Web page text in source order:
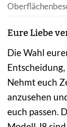
Eure Liebe
Die Wahl
Nehmt euch
anzusehen
euch passen.